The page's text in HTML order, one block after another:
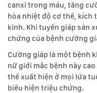
canxi trong máu, tăng
hòa nhiệt độ cơ thể, kích
kinh. Khi tuyến giáp sản
chứng của bệnh cường
Cường giáp là một bệnh
nữ giới mắc bệnh này
thể xuất hiện ở mọi lứa
biểu hiện triệu chứng.